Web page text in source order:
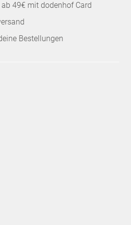
49€ mit dodenhof Card
Bestellungen